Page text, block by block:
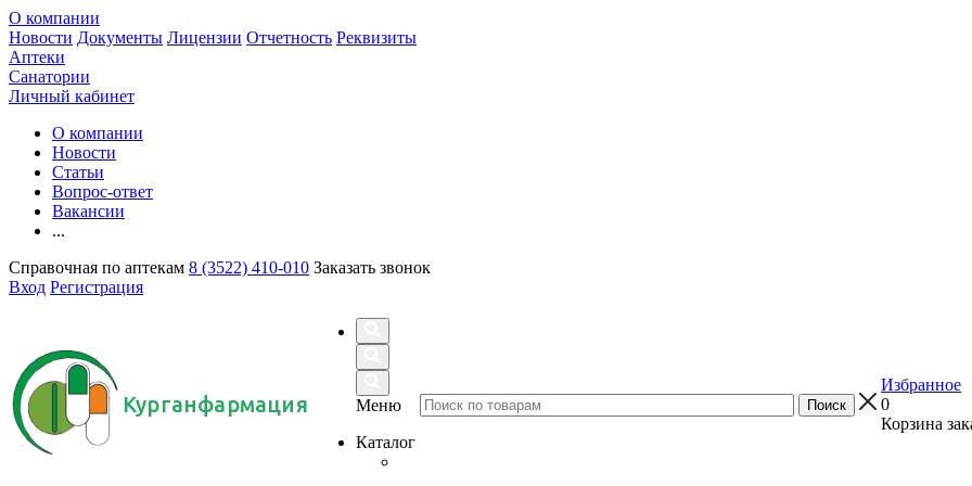
О компании
Новости Документы Лицензии Отчетность Реквизиты
Аптеки
Санатории
Личный кабинет
О компании
Новости
Статьи
Вопрос-ответ
Вакансии
...
Справочная по аптекам 8 (3522) 410-010 Заказать звонок
Вход Регистрация
Курганфармация
Меню
Каталог
Избранное
0
Корзина